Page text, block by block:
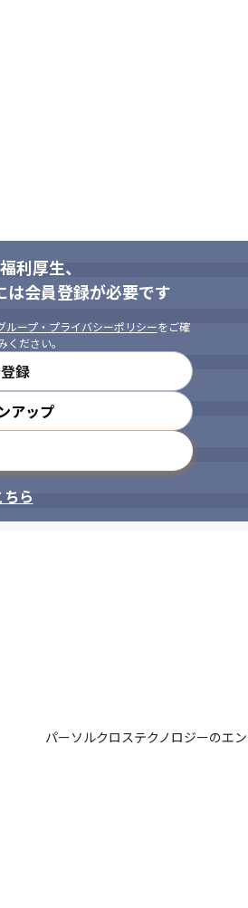
利厚生、
は会員登録が必要です
ループ・プライバシーポリシーをご確
ださい。
録
アップ
ら
パーソルクロステクノロジーのエ